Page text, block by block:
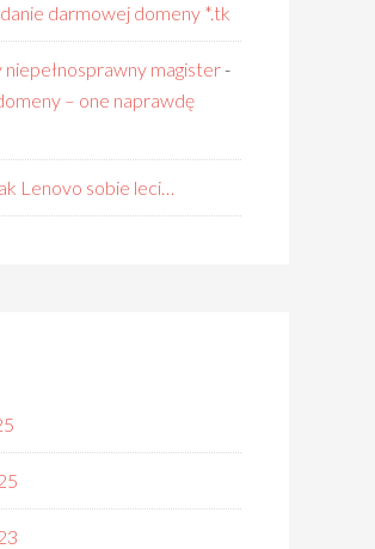
darmowej domeny *.tk
magister-
– one naprawdę
Lenovo sobie leci…